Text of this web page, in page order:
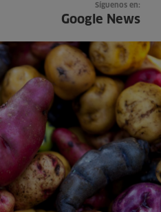
Síguenos en:
Google News